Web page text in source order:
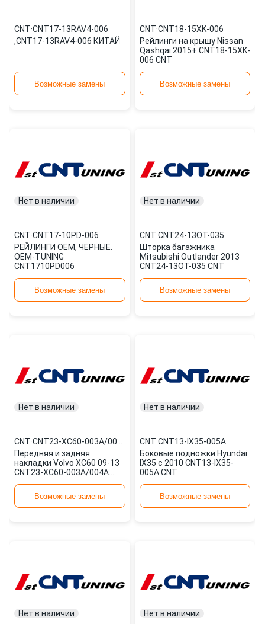
CNT·CNT17-13RAV4-006
,CNT17-13RAV4-006 КИТАЙ
Возможные замены
CNT·CNT18-15XK-006
Рейлинги на крышу Nissan
Qashqai 2015+ CNT18-15XK-
006 CNT
Возможные замены
Нет в наличии
CNT·CNT17-10PD-006
РЕЙЛИНГИ OEM, ЧЕРНЫЕ.
OEM-TUNING
CNT1710PD006
Возможные замены
Нет в наличии
CNT·CNT24-13OT-035
Шторка багажника
Mitsubishi Outlander 2013
CNT24-13OT-035 CNT
Возможные замены
Нет в наличии
CNT·
Передняя и задняя
накладки Volvo XC60 09-13
CNT23-XC60-003A/004A
Возможные замены
Нет в наличии
CNT·CNT13-IX35-005A
Боковые подножки Hyundai
IX35 с 2010 CNT13-IX35-
005A CNT
Возможные замены
Нет в наличии Нет в наличии